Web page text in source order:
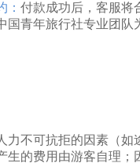
： 付款成功后，客服将
国青年旅行社专业团队
力不可抗拒的因素（
生的费用由游客自理；